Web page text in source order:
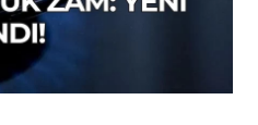
Hollywood’un Yerli Yıldızı 73
Yaşında Hayatını Kaybetti